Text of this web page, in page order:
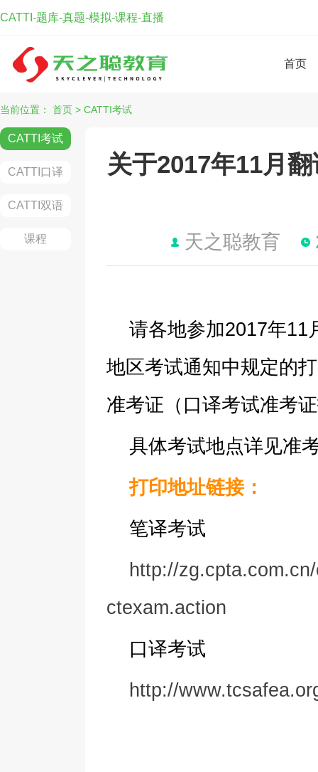
CATTI-题库-真题-模拟-课程-直播
首页
当前位置： 首页 > CATTI考试
CATTI考试
CATTI口译
CATTI双语
课程
关于2017年11月
天之聪教育
请各地参加2017年11
地区考试通知中规定的
准考证（口译考试准考
具体考试地点详见准
打印地址链接：
笔译考试
http://
ctexam.action
口译考试
http://